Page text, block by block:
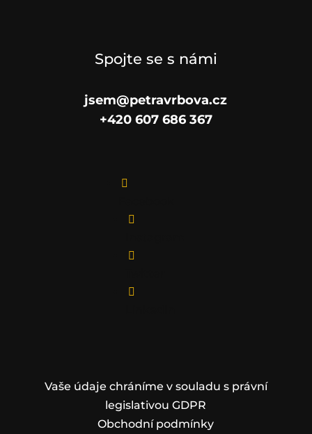
Spojte se s námi
jsem@petravrbova.cz
+420 607 686 367




Vaše údaje chráníme v souladu s právní
legislativou GDPR
Obchodní podmínky